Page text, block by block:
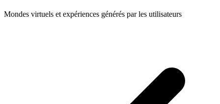
Mondes virtuels et expériences générés par les utilisateurs